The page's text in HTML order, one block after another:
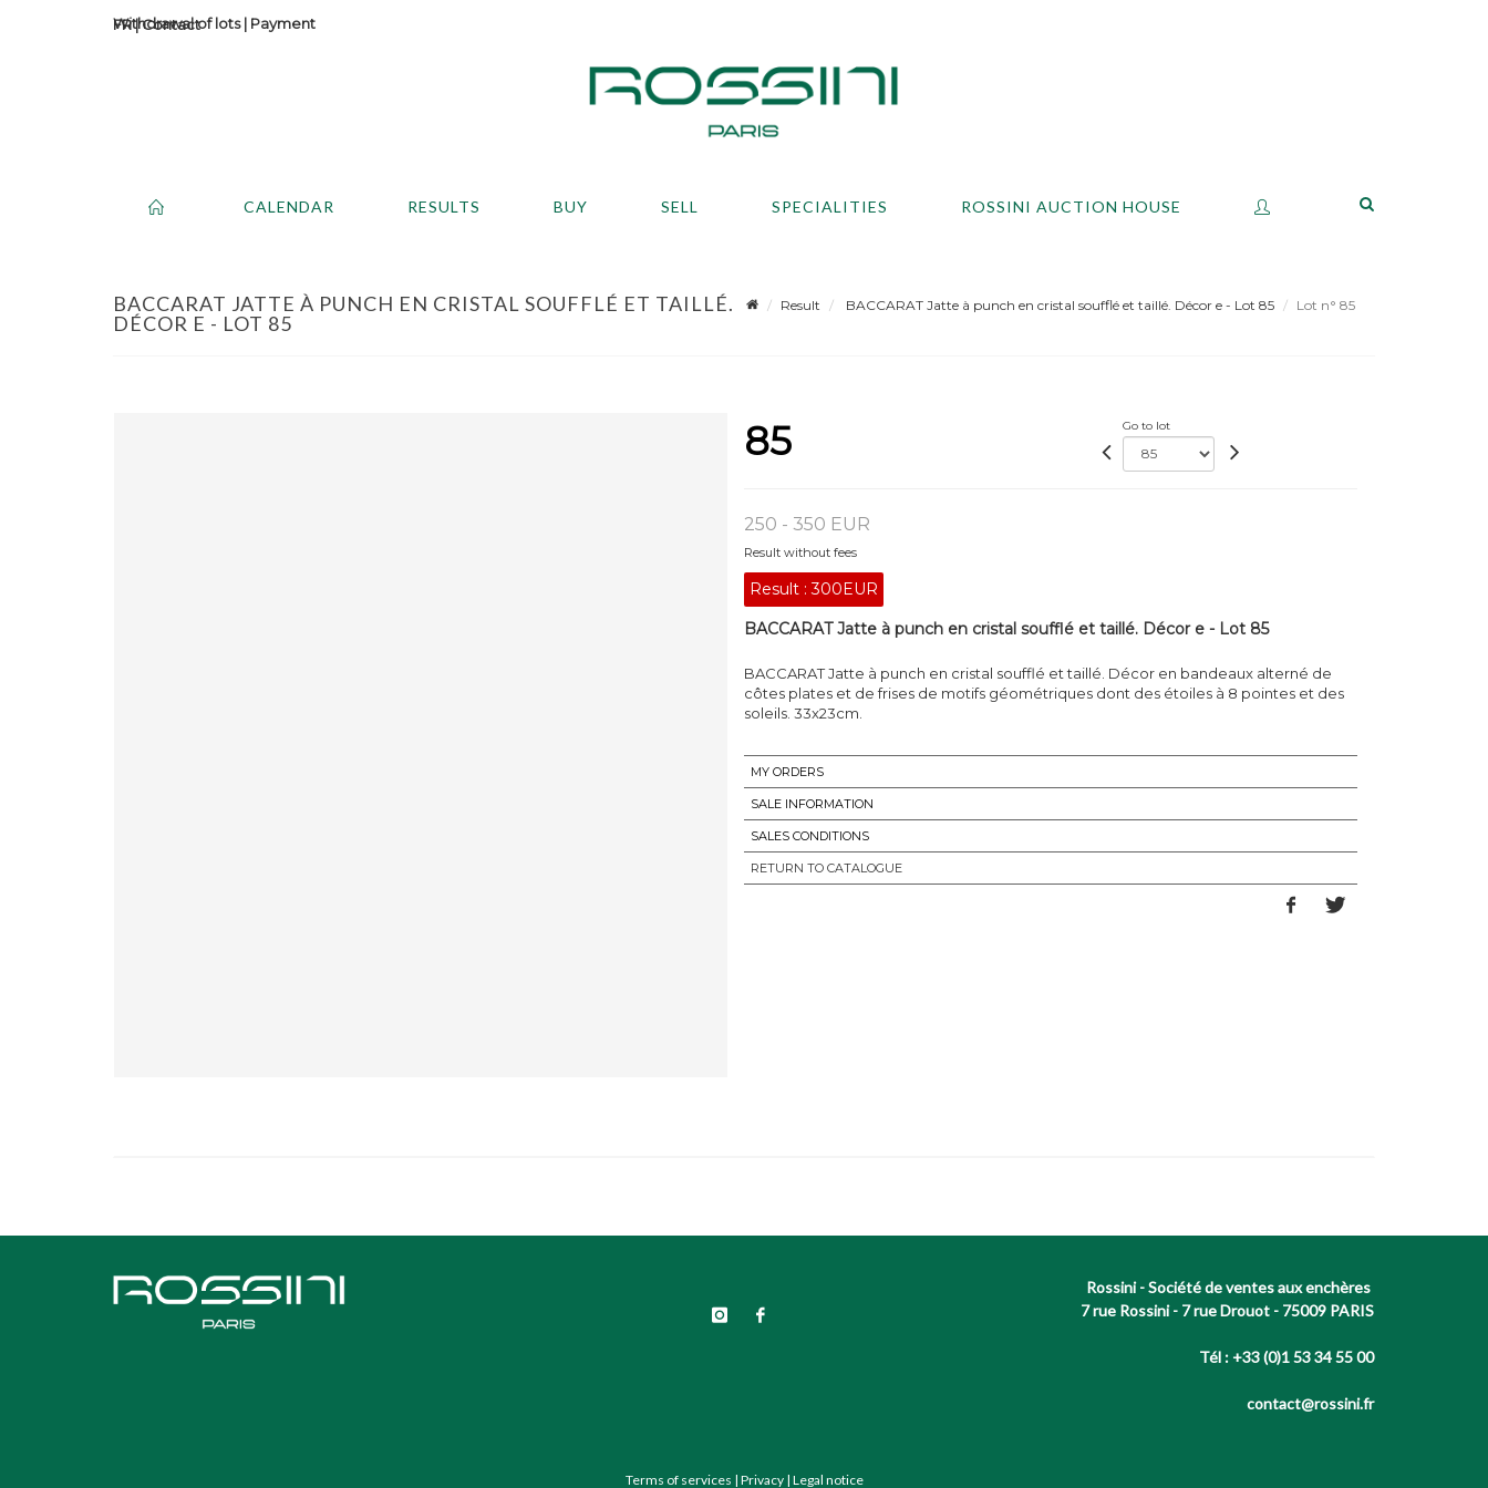
Contact
Withdrawal of lots| Payment
CALENDAR RESULTS BUY SELL SPECIALITIES ROSSINI AUCTION HOUSE
BACCARAT JATTE À PUNCH EN CRISTAL SOUFFLÉ ET TAILLÉ.
DÉCOR E - LOT 85
Result BACCARAT Jatte à punch en cristal soufflé et taillé. Décor e - Lot 85 Lot n° 85
85 Go to lot
250 - 350 EUR
Result without fees
Result :300EUR
BACCARAT Jatte à punch en cristal soufflé et taillé. Décor e - Lot 85
BACCARAT Jatte à punch en cristal soufflé et taillé. Décor en bandeaux alterné de
côtes plates et de frises de motifs géométriques dont des étoiles à 8 pointes et des
soleils. 33x23cm.
MY ORDERS
SALE INFORMATION
SALES CONDITIONS
RETURN TO CATALOGUE
Rossini - Société de ventes aux enchères
7 rue Rossini - 7 rue Drouot - 75009 PARIS
Tél : +33 (0)1 53 34 55 00
contact@rossini.fr
Terms of services | Privacy| Legal notice